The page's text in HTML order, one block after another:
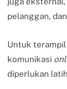
pelanggan,
Untuk
komunikasi
diperlukan